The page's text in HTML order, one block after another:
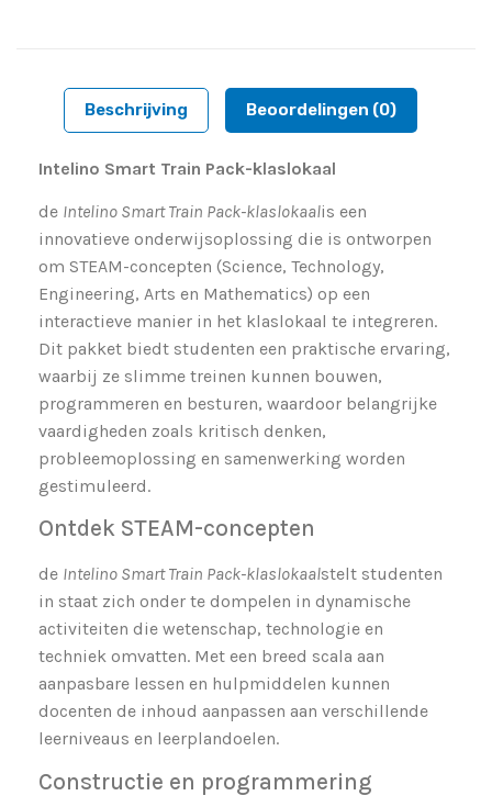
Beschrijving Beoordelingen (0)
Intelino Smart Train Pack-klaslokaal
de Intelino Smart Train Pack-klaslokaalis een
innovatieve onderwijsoplossing die is ontworpen
om STEAM-concepten (Science, Technology,
Engineering, Arts en Mathematics) op een
interactieve manier in het klaslokaal te integreren.
Dit pakket biedt studenten een praktische ervaring,
waarbij ze slimme treinen kunnen bouwen,
programmeren en besturen, waardoor belangrijke
vaardigheden zoals kritisch denken,
probleemoplossing en samenwerking worden
gestimuleerd.
Ontdek STEAM-concepten
de Intelino Smart Train Pack-klaslokaalstelt studenten
in staat zich onder te dompelen in dynamische
activiteiten die wetenschap, technologie en
techniek omvatten. Met een breed scala aan
aanpasbare lessen en hulpmiddelen kunnen
docenten de inhoud aanpassen aan verschillende
leerniveaus en leerplandoelen.
Constructie en programmering